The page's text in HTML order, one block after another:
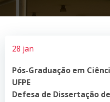
28 jan
Pós-Graduação em
UFPE
Defesa de Dissertação